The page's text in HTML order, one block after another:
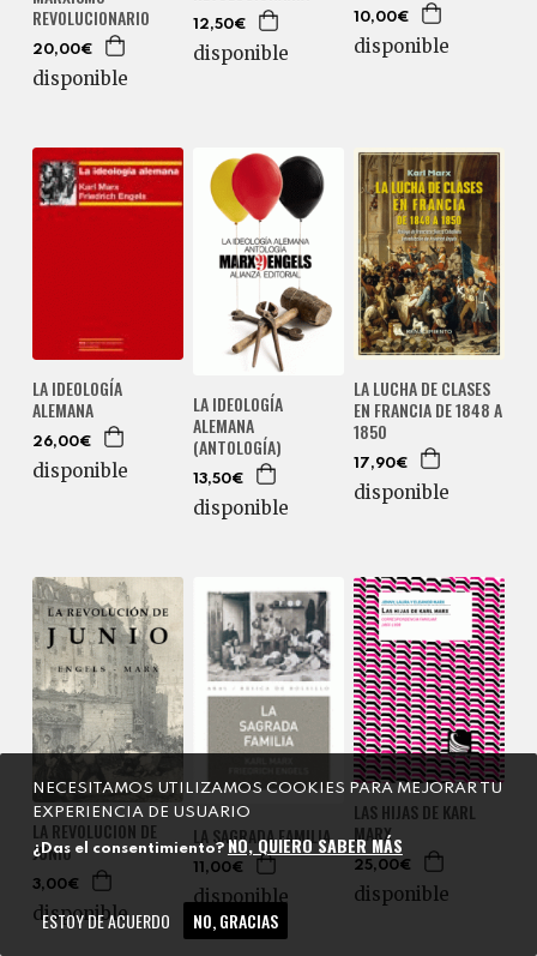
REVOLUCIONARIO
20,00€
disponible
12,50€
disponible
10,00€
disponible
LA IDEOLOGÍA
ALEMANA
26,00€
disponible
LA IDEOLOGÍA
ALEMANA
(ANTOLOGÍA)
13,50€
disponible
LA LUCHA DE CLASES
EN FRANCIA DE 1848 A
1850
17,90€
disponible
LA REVOLUCION DE
JUNIO
3,00€
disponible
LA SAGRADA FAMILIA
11,00€
disponible
LAS HIJAS DE KARL
MARX
25,00€
disponible
NECESITAMOS UTILIZAMOS COOKIES PARA MEJORAR TU
EXPERIENCIA DE USUARIO
¿Das el consentimiento? NO, QUIERO SABER MÁS
ESTOY DE ACUERDO NO, GRACIAS